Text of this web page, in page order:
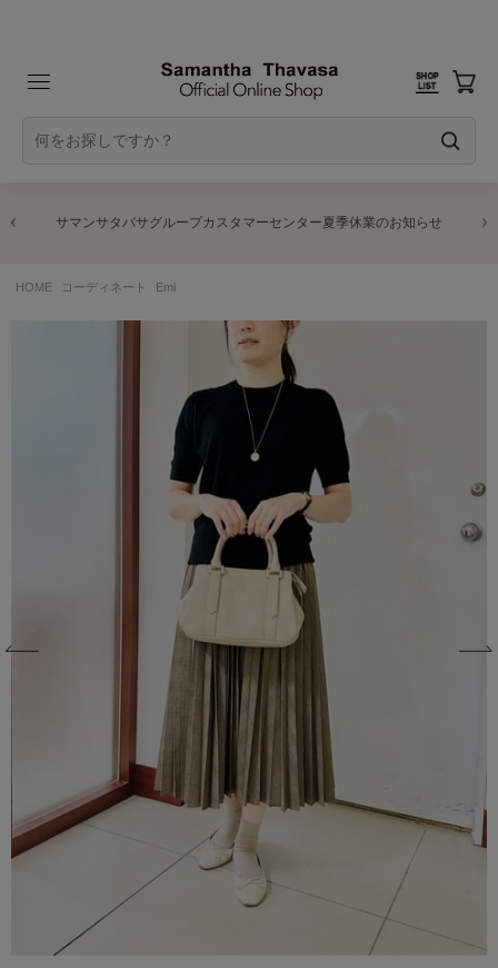
サマンサタバサグループカスタマーセンター夏季休業のお知らせ
HOME コーディネート Emi